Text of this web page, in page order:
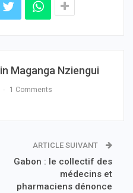
Maganga Nziengui
1 Comments
ARTICLE SUIVANT
Gabon : le collectif des
médecins et
pharmaciens dénonce